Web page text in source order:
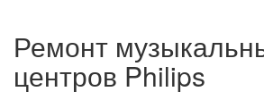
Ремонт
центров Philips